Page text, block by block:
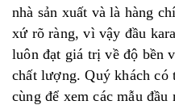
nhà sản xuất và là hàng
xứ rõ ràng, vì vậy đầu
luôn đạt giá trị về độ bền
chất lượng. Quý khách
cùng để xem các mẫu đầu